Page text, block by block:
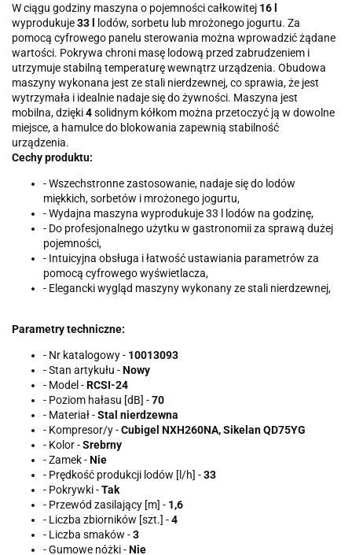
W ciągu godziny maszyna o pojemności całkowitej 16 l
wyprodukuje33 l lodów, sorbetu lub mrożonego jogurtu. Za
pomocą cyfrowego panelu sterowania można wprowadzić żądane
wartości. Pokrywa chroni masę lodową przed zabrudzeniem i
utrzymuje stabilną temperaturę wewnątrz urządzenia. Obudowa
maszyny wykonana jest ze stali nierdzewnej, co sprawia, że jest
wytrzymała i idealnie nadaje się do żywności. Maszyna jest
mobilna, dzięki4solidnym kółkom można przetoczyć ją w dowolne
miejsce, a hamulce do blokowania zapewnią stabilność
urządzenia.
Cechy produktu:
- Wszechstronne zastosowanie, nadaje się do lodów
miękkich, sorbetów i mrożonego jogurtu,
- Wydajna maszyna wyprodukuje 33 l lodów na godzinę,
- Do profesjonalnego użytku w gastronomii za sprawą dużej
pojemności,
- Intuicyjna obsługa i łatwość ustawiania parametrów za
pomocą cyfrowego wyświetlacza,
- Elegancki wygląd maszyny wykonany ze stali nierdzewnej,
Parametry techniczne:
- Nr katalogowy - 10013093
- Stan artykułu -Nowy
- Model -RCSI-24
- Poziom hałasu [dB] -70
- Materiał -Stal nierdzewna
- Kompresor/y -Cubigel NXH260NA, Sikelan QD75YG
- Kolor -Srebrny
- Zamek -Nie
- Prędkość produkcji lodów [l/h] -33
- Pokrywki -Tak
- Przewód zasilający [m] - 1,6
- Liczba zbiorników [szt.] -4
- Liczba smaków -3
- Gumowe nóżki -Nie